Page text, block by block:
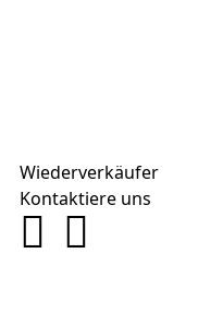
Wiederverkäufer
Kontaktiere uns